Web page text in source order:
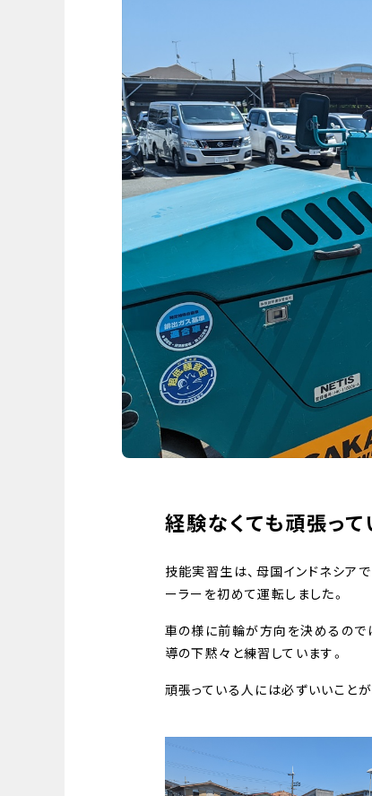
経験なくても頑張って
技能実習生は、母国インドネシア
ーラーを初めて運転しました。
車の様に前輪が方向を決めるので
導の下黙々と練習しています。
頑張っている人には必ずいいこと